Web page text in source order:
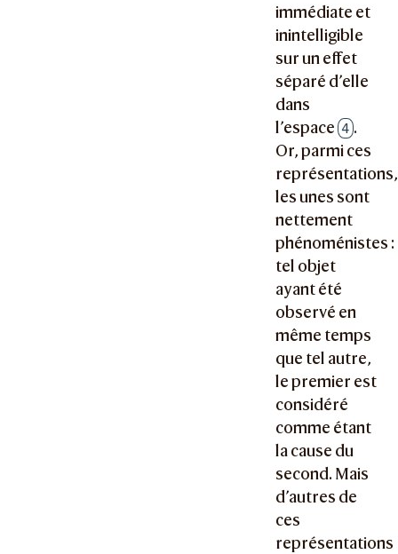
immédiate et
inintelligible
sur un effet
séparé d’elle
dans
l’espace 4 .
Or, parmi ces
représentations,
les unes sont
nettement
phénoménistes :
tel objet
ayant été
observé en
même temps
que tel autre,
le premier est
considéré
comme étant
la cause du
second. Mais
d’autres de
ces
représentations